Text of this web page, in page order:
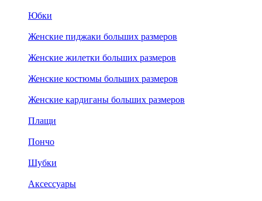
Юбки
Женские пиджаки больших размеров
Женские жилетки больших размеров
Женские костюмы больших размеров
Женские кардиганы больших размеров
Плащи
Пончо
Шубки
Аксессуары